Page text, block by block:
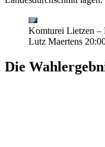
Komturei Lietzen –
Lutz Maertens
Die